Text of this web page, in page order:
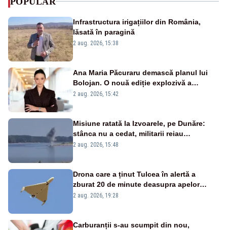
Infrastructura irigațiilor din România,
lăsată în paragină
2 aug. 2026, 15:38
Ana Maria Păcuraru demască planul lui
Bolojan. O nouă ediție explozivă a
emisiunii „Miza Zilei” la Realitatea PLUS
2 aug. 2026, 15:42
Misiune ratată la Izvoarele, pe Dunăre:
stânca nu a cedat, militarii reiau
detonările luni – VIDEO
2 aug. 2026, 15:48
Drona care a ținut Tulcea în alertă a
zburat 20 de minute deasupra apelor
României. Au fost ridicate două F-16
2 aug. 2026, 19:28
Carburanții s-au scumpit din nou,